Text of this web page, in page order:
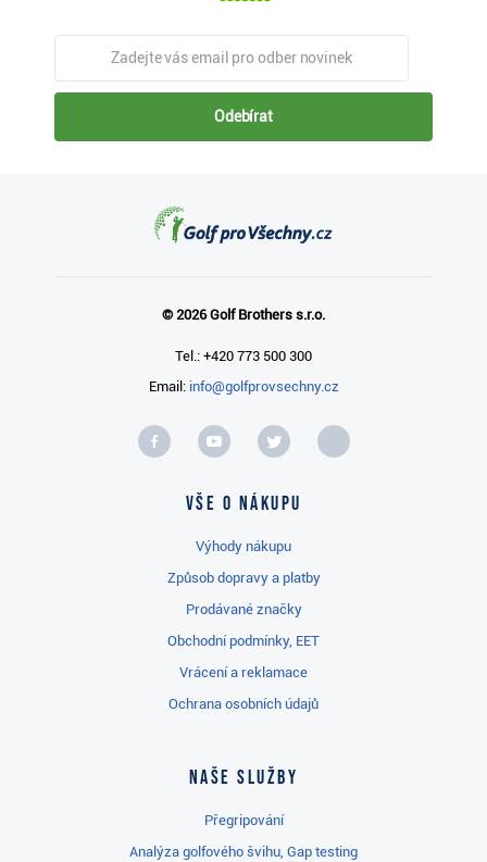
Odebírat
© 2026 Golf Brothers s.r.o.
Tel.: +420 773 500 300
Email: info@golfprovsechny.cz
Vše o nákupu
Výhody nákupu
Způsob dopravy a platby
Prodávané značky
Obchodní podmínky, EET
Vrácení a reklamace
Ochrana osobních údajů
Naše služby
Přegripování
Analýza golfového švihu, Gap testing